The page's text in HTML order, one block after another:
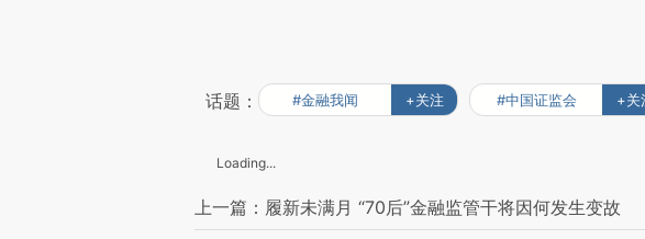
话题： #金融我闻 +关注 #中国证监会 +关
Loading...
上一篇：履新未满月 “70后”金融监管干将因何发生变故